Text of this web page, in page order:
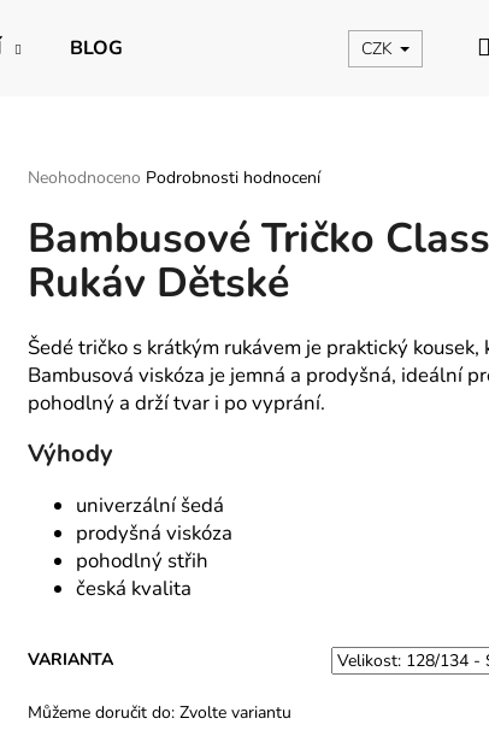
BLOG CZK
Průměrné
produktu
je
0,0
z
hvězdiček.
Neohodnoceno Podrobnosti hodnocení
Bambusové Tričko
Rukáv Dětské
Šedé tričko s krátkým rukávem je praktický
Bambusová viskóza je jemná a prodyšná, ideální
pohodlný a drží tvar i po vyprání.
Výhody
univerzální šedá
prodyšná viskóza
pohodlný střih
česká kvalita
VARIANTA
Můžeme doručit do: Zvolte variantu
HLEDAT